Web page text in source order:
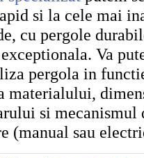
si la cele mai
cu pergole
Va
pergola in
materialului,
si mecanismul
(manual sau